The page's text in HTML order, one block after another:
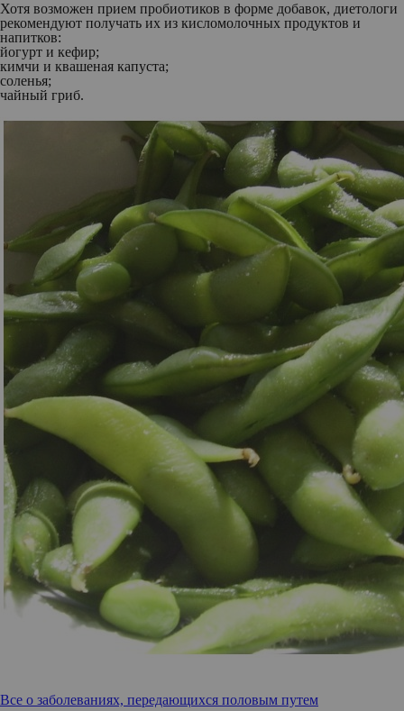
Хотя возможен прием пробиотиков в форме добавок, диетологи
рекомендуют получать их из кисломолочных продуктов и
напитков:
йогурт и кефир;
кимчи и квашеная капуста;
соленья;
чайный гриб.
Все о заболеваниях, передающихся половым путем